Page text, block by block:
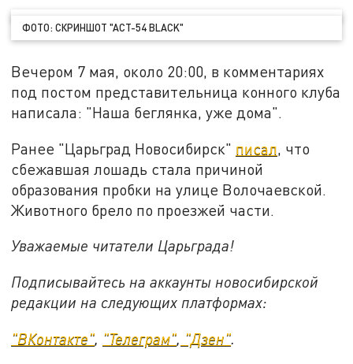
ФОТО: СКРИНШОТ "АСТ-54 BLACK"
Вечером 7 мая, около 20:00, в комментариях
под постом представительница конного клуба
написала: "Наша беглянка, уже дома".
Ранее "Царьград Новосибирск" писал, что
сбежавшая лошадь стала причиной
образования пробки на улице Волочаевской.
Животного брело по проезжей части.
Уважаемые читатели Царьграда!
Подписывайтесь на аккаунты новосибирской
редакции на следующих платформах:
"ВКонтакте", "Телеграм", "Дзен".